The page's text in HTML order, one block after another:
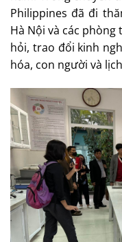
Philippines đã đi
Hà Nội và các
hỏi, trao đổi kinh
hóa, con người và